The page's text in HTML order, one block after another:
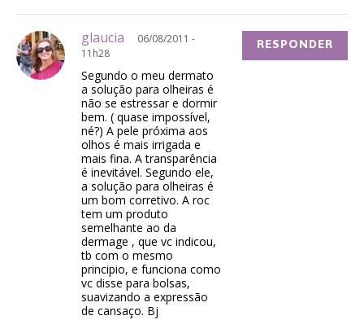
glaucia
06/08/2011 -
11h28
Segundo o meu dermato
a solução para olheiras é
não se estressar e dormir
bem. ( quase impossível,
né?) A pele próxima aos
olhos é mais irrigada e
mais fina. A transparência
é inevitável. Segundo ele,
a solução para olheiras é
um bom corretivo. A roc
tem um produto
semelhante ao da
dermage , que vc indicou,
tb com o mesmo
principio, e funciona como
vc disse para bolsas,
suavizando a expressão
de cansaço. Bj
RESPONDER